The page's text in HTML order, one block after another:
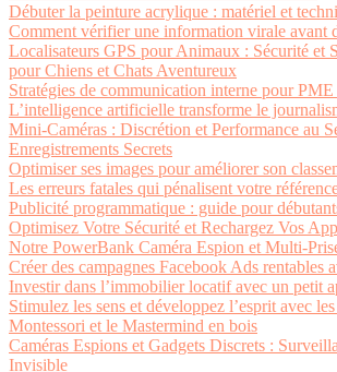
Débuter la peinture acrylique : matériel et
Comment vérifier une information virale avant
Localisateurs GPS pour Animaux : Sécurité et
pour Chiens et Chats Aventureux
Stratégies de communication interne pour PME
L’intelligence artificielle transforme le
Mini-Caméras : Discrétion et Performance au
Enregistrements Secrets
Optimiser ses images pour améliorer son
Les erreurs fatales qui pénalisent votre
Publicité programmatique : guide pour
Optimisez Votre Sécurité et Rechargez Vos
Notre PowerBank Caméra Espion et Multi-
Créer des campagnes Facebook Ads rentables
Investir dans l’immobilier locatif avec un petit
Stimulez les sens et développez l’esprit avec
Montessori et le Mastermind en bois
Caméras Espions et Gadgets Discrets :
Invisible